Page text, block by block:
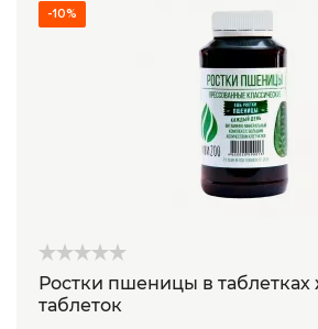
-10%
Ростки пшеницы в
таблеток